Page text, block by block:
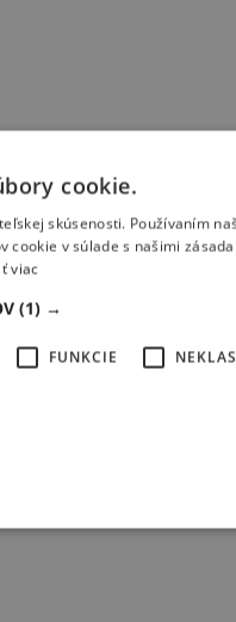
cookie.
skúsenosti. Používaním
cookie v súlade s našimi
viac
(1) →
FUNKCIE